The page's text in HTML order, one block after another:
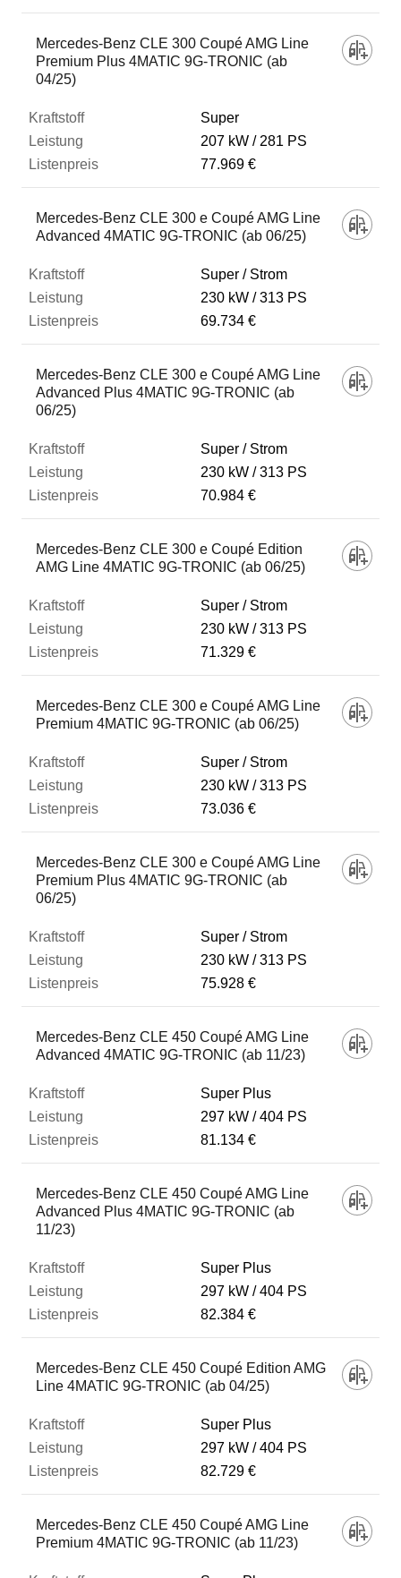
Mercedes-Benz CLE 300 Coupé AMG Line
Premium Plus 4MATIC 9G-TRONIC (ab
04/25)
Super
207 kW
281 PS
77.969 €
Mercedes-Benz CLE 300 e Coupé AMG Line
Advanced 4MATIC 9G-TRONIC (ab 06/25)
Super / Strom
230 kW
313 PS
69.734 €
Mercedes-Benz CLE 300 e Coupé AMG Line
Advanced Plus 4MATIC 9G-TRONIC (ab
06/25)
Super / Strom
230 kW
313 PS
70.984 €
Mercedes-Benz CLE 300 e Coupé Edition
AMG Line 4MATIC 9G-TRONIC (ab 06/25)
Super / Strom
230 kW
313 PS
71.329 €
Mercedes-Benz CLE 300 e Coupé AMG Line
Premium 4MATIC 9G-TRONIC (ab 06/25)
Super / Strom
230 kW
313 PS
73.036 €
Mercedes-Benz CLE 300 e Coupé AMG Line
Premium Plus 4MATIC 9G-TRONIC (ab
06/25)
Super / Strom
230 kW
313 PS
75.928 €
Mercedes-Benz CLE 450 Coupé AMG Line
Advanced 4MATIC 9G-TRONIC (ab 11/23)
Super Plus
297 kW
404 PS
81.134 €
Mercedes-Benz CLE 450 Coupé AMG Line
Advanced Plus 4MATIC 9G-TRONIC (ab
11/23)
Super Plus
297 kW
404 PS
82.384 €
Mercedes-Benz CLE 450 Coupé Edition AMG
Line 4MATIC 9G-TRONIC (ab 04/25)
Super Plus
297 kW
404 PS
82.729 €
Mercedes-Benz CLE 450 Coupé AMG Line
Premium 4MATIC 9G-TRONIC (ab 11/23)